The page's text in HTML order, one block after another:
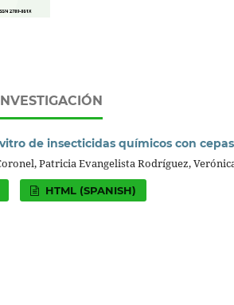
de insecticidas químicos con
Patricia Evangelista Rodríguez,
HTML (SPANISH)